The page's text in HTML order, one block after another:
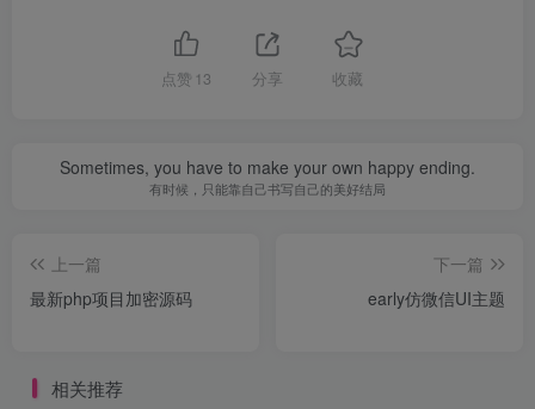
点赞 13 分享 收藏
Sometimes, you have to make your own happy ending.
有时候，只能靠自己书写自己的美好结局
上一篇
最新php项目加密源码
下一篇
early仿微信UI主题
相关推荐